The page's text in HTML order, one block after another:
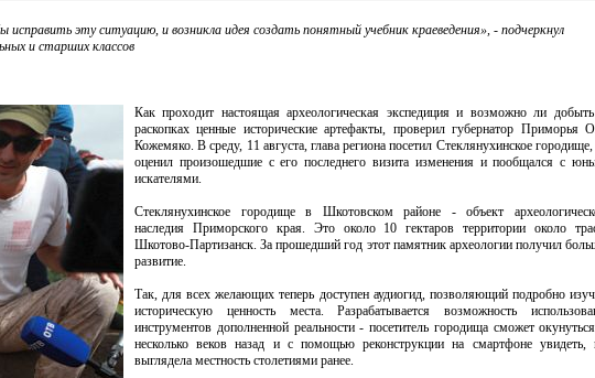
эту ситуацию, и возникла идея создать понятный учебник краеведения», - подчеркнул
и старших классов
Как проходит настоящая археологическая экспедиция и возможно ли
раскопках ценные исторические артефакты, проверил губернатор Приморья
Кожемяко. В среду, 11 августа, глава региона посетил Стеклянухинское городище,
оценил произошедшие с его последнего визита изменения и пообщался с
искателями.
Стеклянухинское городище в Шкотовском районе - объект
наследия Приморского края. Это около 10 гектаров территории около
Шкотово-Партизанск. За прошедший год этот памятник археологии получил
развитие.
Так, для всех желающих теперь доступен аудиогид, позволяющий подробно
историческую ценность места. Разрабатывается возможность
инструментов дополненной реальности - посетитель городища сможет
несколько веков назад и с помощью реконструкции на смартфоне увидеть,
выглядела местность столетиями ранее.